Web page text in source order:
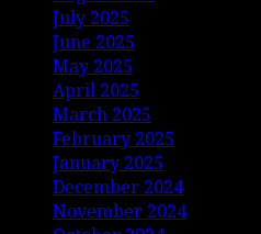
July 2025
June 2025
May 2025
April 2025
March 2025
February 2025
January 2025
December 2024
November 2024